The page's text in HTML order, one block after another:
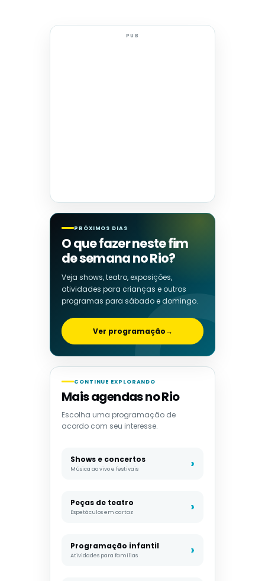
PUB
PRÓXIMOS DIAS
O que fazer neste fim
de semana no Rio?
Veja shows, teatro, exposições,
atividades para crianças e outros
programas para sábado e domingo.
Ver programação→
CONTINUE EXPLORANDO
Mais agendas no Rio
Escolha uma programação de
acordo com seu interesse.
Shows e concertos
Música ao vivo e festivais
Peças de teatro
Espetáculos em cartaz
Programação infantil
Atividades para famílias